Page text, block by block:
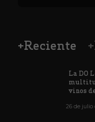
+Reciente
La DO
vinos
26 de julio